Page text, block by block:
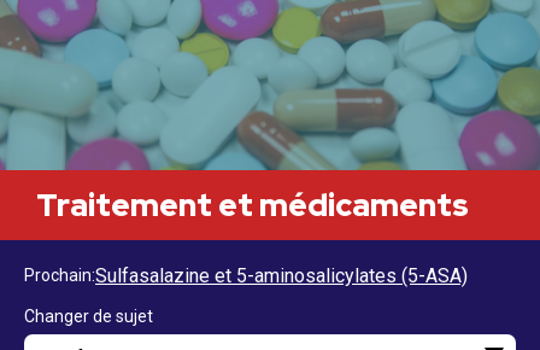
Traitement et médicaments
Prochain Sulfasalazine et 5-aminosalicylates (5-ASA)
Changer de sujet